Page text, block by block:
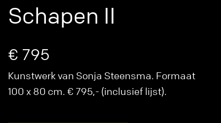
Schapen II
€ 795
Kunstwerk van Sonja Steensma. Formaat
100 x 80 cm. € 795,- (inclusief lijst).